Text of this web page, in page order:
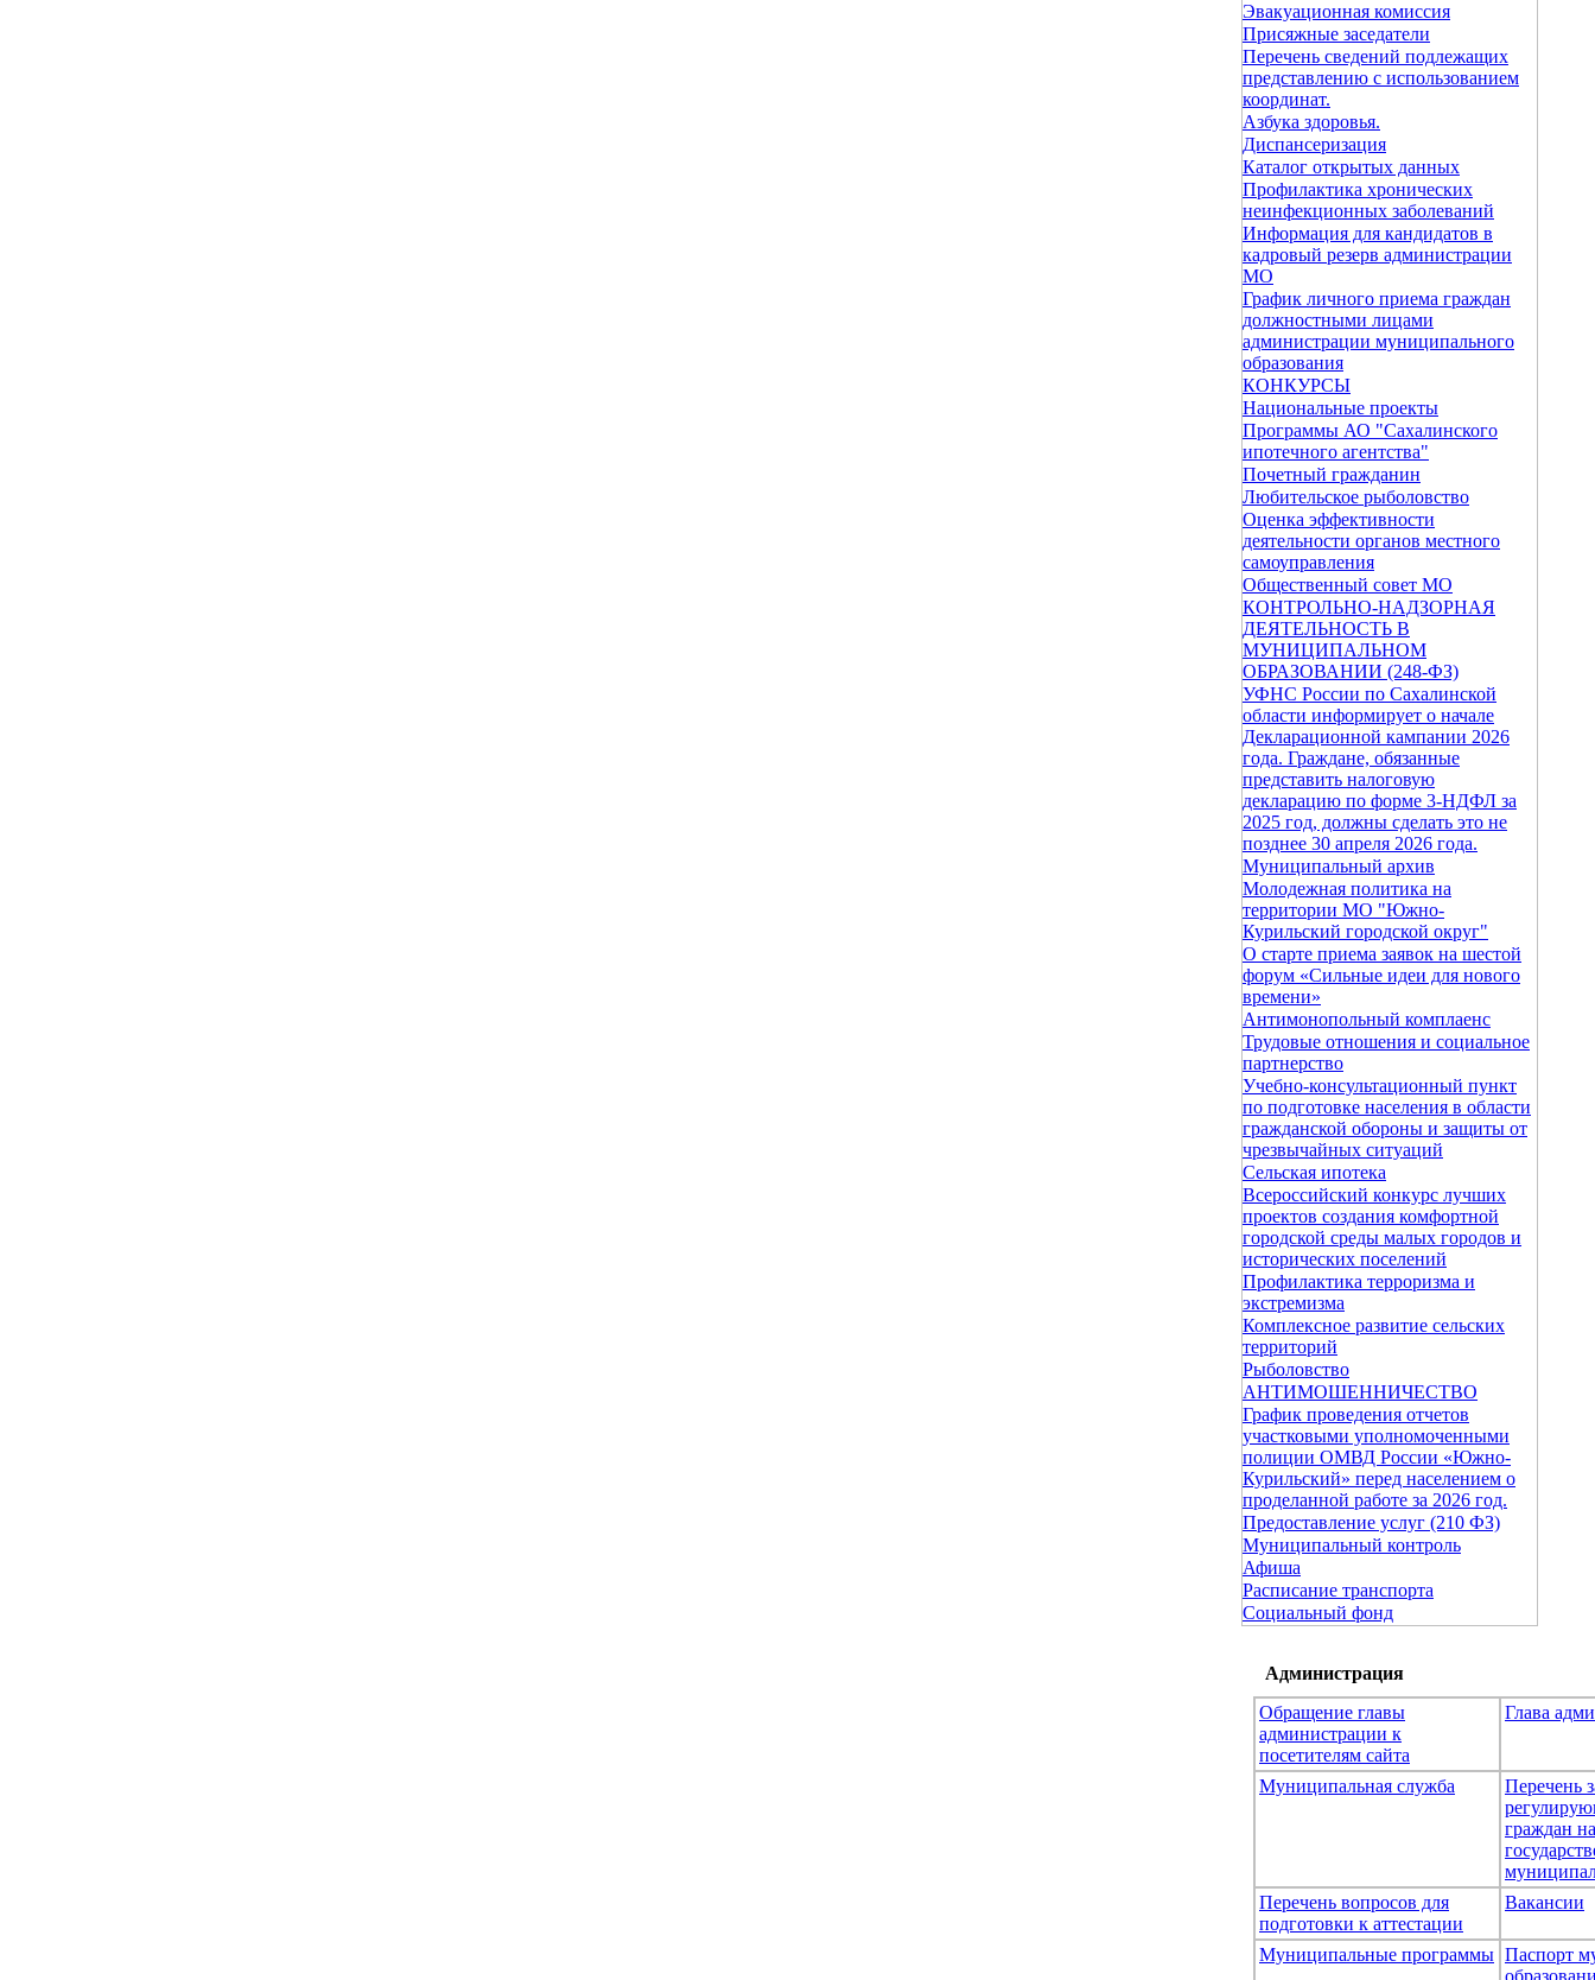
Эвакуационная комиссия
Присяжные заседатели
Перечень сведений подлежащих
представлению с использованием
координат.
Азбука здоровья.
Диспансеризация
Каталог открытых данных
Профилактика хронических
неинфекционных заболеваний
Информация для кандидатов в
кадровый резерв администрации
МО
График личного приема граждан
должностными лицами
администрации муниципального
образования
КОНКУРСЫ
Национальные проекты
Программы АО "Сахалинского
ипотечного агентства"
Почетный гражданин
Любительское рыболовство
Оценка эффективности
деятельности органов местного
самоуправления
Общественный совет МО
КОНТРОЛЬНО-НАДЗОРНАЯ
ДЕЯТЕЛЬНОСТЬ В
МУНИЦИПАЛЬНОМ
ОБРАЗОВАНИИ (248-ФЗ)
УФНС России по Сахалинской
области информирует о начале
Декларационной кампании 2026
года. Граждане, обязанные
представить налоговую
декларацию по форме 3-НДФЛ за
2025 год, должны сделать это не
позднее 30 апреля 2026 года.
Муниципальный архив
Молодежная политика на
территории МО "Южно-
Курильский городской округ"
О старте приема заявок на шестой
форум «Сильные идеи для нового
времени»
Антимонопольный комплаенс
Трудовые отношения и социальное
партнерство
Учебно-консультационный пункт
по подготовке населения в области
гражданской обороны и защиты от
чрезвычайных ситуаций
Сельская ипотека
Всероссийский конкурс лучших
проектов создания комфортной
городской среды малых городов и
исторических поселений
Профилактика терроризма и
экстремизма
Комплексное развитие сельских
территорий
Рыболовство
АНТИМОШЕННИЧЕСТВО
График проведения отчетов
участковыми уполномоченными
полиции ОМВД России «Южно-
Курильский» перед населением о
проделанной работе за 2026 год.
Предоставление услуг (210 ФЗ)
Муниципальный контроль
Афиша
Расписание транспорта
Социальный фонд
Администрация
Обращение главы
администрации к
посетителям сайта
Глава
Муниципальная служба
Перечень
граждан на
Перечень вопросов для
подготовки к аттестации
Вакансии
Муниципальные программы Паспорт